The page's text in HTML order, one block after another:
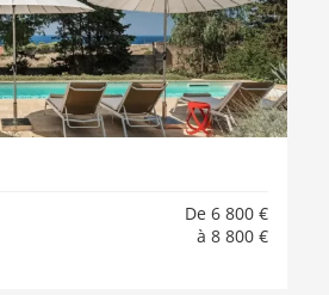
De 6 800 €
à 8 800 €